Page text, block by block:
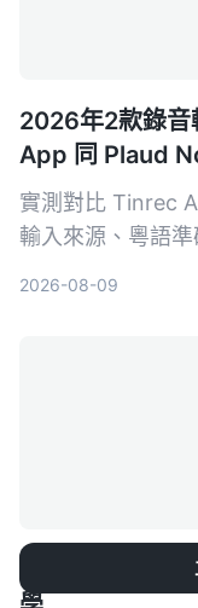
2026年2款錄音
App 同 Plaud
實測對比 Tinrec
輸入來源、粵語
2026-08-09
2026年iPhone